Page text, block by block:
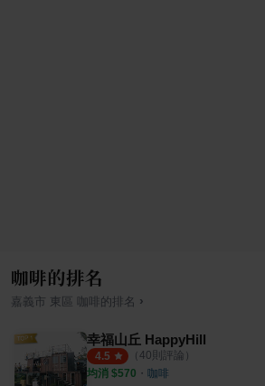
咖啡的排名
嘉義市 東區 咖啡 的排名 ›
幸福山丘 HappyHill
4.5 （ 40則評論）
均消 $570 ・ 咖啡